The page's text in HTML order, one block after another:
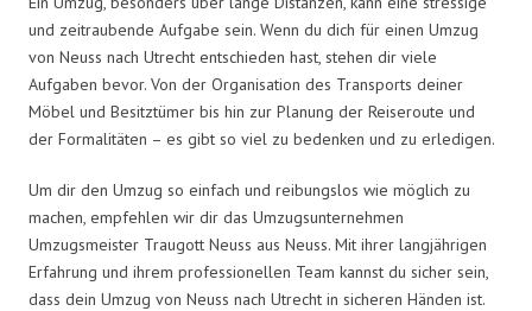
und zeitraubende Aufgabe sein. Wenn du dich für einen Umzug
von Neuss nach Utrecht entschieden hast, stehen dir viele
Aufgaben bevor. Von der Organisation des Transports deiner
Möbel und Besitztümer bis hin zur Planung der Reiseroute und
der Formalitäten – es gibt so viel zu bedenken und zu erledigen.
Um dir den Umzug so einfach und reibungslos wie möglich zu
machen, empfehlen wir dir das Umzugsunternehmen
Umzugsmeister Traugott Neuss aus Neuss. Mit ihrer langjährigen
Erfahrung und ihrem professionellen Team kannst du sicher sein,
dass dein Umzug von Neuss nach Utrecht in sicheren Händen ist.